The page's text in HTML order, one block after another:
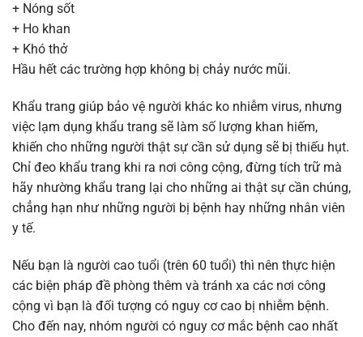
+ Nóng sốt
+ Ho khan
+ Khó thở
Hầu hết các trường hợp không bị chảy nước mũi.
Khẩu trang giúp bảo vệ người khác ko nhiễm virus, nhưng
việc lạm dụng khẩu trang sẽ làm số lượng khan hiếm,
khiến cho những người thật sự cần sử dụng sẽ bị thiếu hụt.
Chỉ đeo khẩu trang khi ra nơi công cộng, đừng tích trữ mà
hãy nhường khẩu trang lại cho những ai thật sự cần chúng,
chẳng hạn như những người bị bệnh hay những nhân viên
y tế.
Nếu bạn là người cao tuổi (trên 60 tuổi) thì nên thực hiện
các biện pháp đề phòng thêm và tránh xa các nơi công
cộng vì bạn là đối tượng có nguy cơ cao bị nhiễm bệnh.
Cho đến nay, nhóm người có nguy cơ mắc bệnh cao nhất